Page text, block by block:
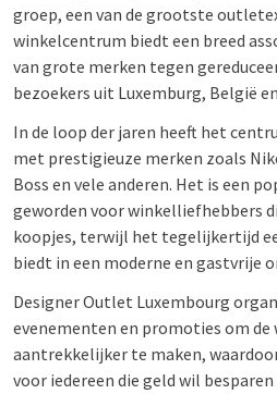
groep, een van de grootste
winkelcentrum biedt een breed
van grote merken tegen
bezoekers uit Luxemburg, België
In de loop der jaren heeft het
met prestigieuze merken zoals
Boss en vele anderen. Het is een
geworden voor winkelliefhebbers
koopjes, terwijl het tegelijkertijd
biedt in een moderne en gastvrije
Designer Outlet Luxembourg
evenementen en promoties om
aantrekkelijker te maken,
voor iedereen die geld wil